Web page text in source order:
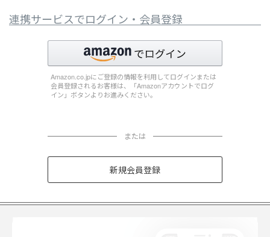
連携サービスでログイン・会員登録
Amazon.co.jpにご登録の情報を利用してログインまたは
会員登録されるお客様は、「Amazonアカウントでログ
イン」ボタンよりお進みください。
または
新規会員登録